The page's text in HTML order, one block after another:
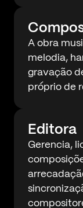
A obra
melodia,
gravação
próprio de
Editora
Gerencia,